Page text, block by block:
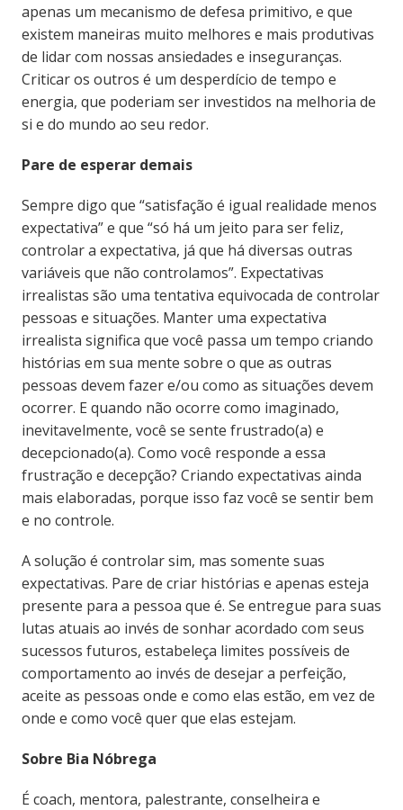
apenas um mecanismo de defesa primitivo, e que
existem maneiras muito melhores e mais produtivas
de lidar com nossas ansiedades e inseguranças.
Criticar os outros é um desperdício de tempo e
energia, que poderiam ser investidos na melhoria de
si e do mundo ao seu redor.
Pare de esperar demais
Sempre digo que “satisfação é igual realidade menos
expectativa” e que “só há um jeito para ser feliz,
controlar a expectativa, já que há diversas outras
variáveis que não controlamos”. Expectativas
irrealistas são uma tentativa equivocada de controlar
pessoas e situações. Manter uma expectativa
irrealista significa que você passa um tempo criando
histórias em sua mente sobre o que as outras
pessoas devem fazer e/ou como as situações devem
ocorrer. E quando não ocorre como imaginado,
inevitavelmente, você se sente frustrado(a) e
decepcionado(a). Como você responde a essa
frustração e decepção? Criando expectativas ainda
mais elaboradas, porque isso faz você se sentir bem
e no controle.
A solução é controlar sim, mas somente suas
expectativas. Pare de criar histórias e apenas esteja
presente para a pessoa que é. Se entregue para suas
lutas atuais ao invés de sonhar acordado com seus
sucessos futuros, estabeleça limites possíveis de
comportamento ao invés de desejar a perfeição,
aceite as pessoas onde e como elas estão, em vez de
onde e como você quer que elas estejam.
Sobre Bia Nóbrega
É coach, mentora, palestrante, conselheira e